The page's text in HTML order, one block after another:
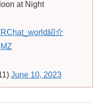
at Night
紹介
June 10, 2023